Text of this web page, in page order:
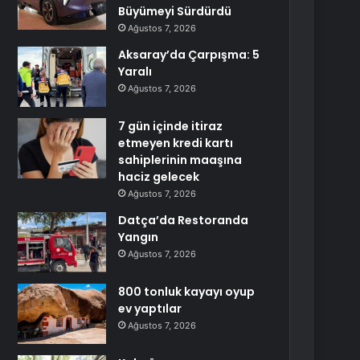
Büyümeyi Sürdürdü
Ağustos 7, 2026
Aksaray’da Çarpışma: 5
Yaralı
Ağustos 7, 2026
7 gün içinde itiraz
etmeyen kredi kartı
sahiplerinin maaşına
haciz gelecek
Ağustos 7, 2026
Datça’da Restoranda
Yangın
Ağustos 7, 2026
800 tonluk kayayı oyup
ev yaptılar
Ağustos 7, 2026